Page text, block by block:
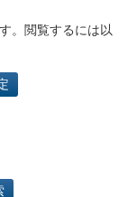
。閲覧するには以